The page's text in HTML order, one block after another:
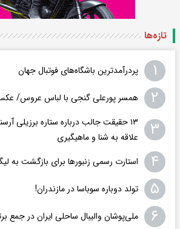
تازه‌ها
۱ پردرآمدترین باشگاه‌های فوتبال جهان
۲ همسر پورعلی گنجی با لباس عروس/
۳
۱۳ حقیقت جالب درباره ستاره برزیلی
علاقه به شنا و ماهیگیری
۴ استارت رسمی زنبورها برای بازگشت به
۵ تولد دوباره سوباسا در مازندران!
۶ ملی‌پوشان والیبال ساحلی ایران در جمع